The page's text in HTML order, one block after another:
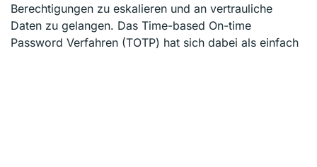
Berechtigungen zu eskalieren und an vertrauliche
Daten zu gelangen. Das Time-based On-time
Password Verfahren (TOTP) hat sich dabei als einfach